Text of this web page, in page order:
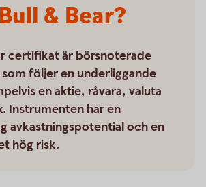
& Bear?
certifikat är börsnoterade
följer en underliggande
en aktie, råvara, valuta
Instrumenten har en
avkastningspotential och en
hög risk.